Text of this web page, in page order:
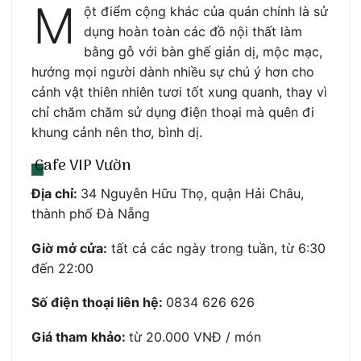
M
ột điểm cộng khác của quán chính là sử
dụng hoàn toàn các đồ nội thất làm
bằng gỗ với bàn ghế giản dị, mộc mạc,
hướng mọi người dành nhiều sự chú ý hơn cho
cảnh vật thiên nhiên tươi tốt xung quanh, thay vì
chỉ chăm chăm sử dụng điện thoại mà quên đi
khung cảnh nên thơ, bình dị.
Cafe VIP Vườn
Địa chỉ: 34 Nguyễn Hữu Thọ, quận Hải Châu,
thành phố Đà Nẵng
Giờ mở cửa: tất cả các ngày trong tuần, từ 6:30
đến 22:00
Số điện thoại liên hệ: 0834 626 626
Giá tham khảo: từ 20.000 VNĐ / món